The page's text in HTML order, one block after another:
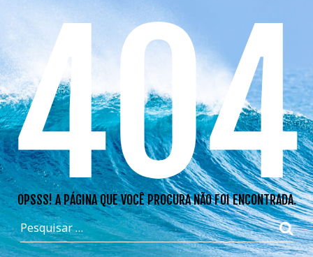
404
OPSSS! A PÁGINA QUE VOCÊ PROCURA NÃO FOI ENCONTRADA.